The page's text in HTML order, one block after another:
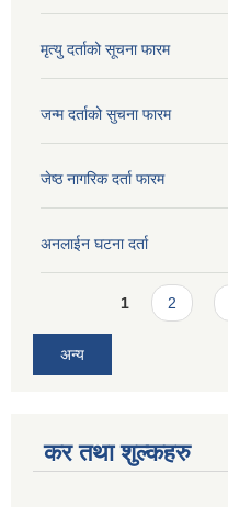
मृत्यु दर्ताको सूचना फारम
जन्म दर्ताको सुचना फारम
जेष्ठ नागरिक दर्ता फारम
अनलाईन घटना दर्ता
Pages1 2
अन्य
कर तथा शुल्कहरु